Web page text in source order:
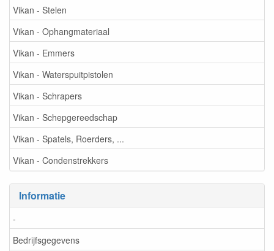
Vikan - Stelen
Vikan - Ophangmateriaal
Vikan - Emmers
Vikan - Waterspuitpistolen
Vikan - Schrapers
Vikan - Schepgereedschap
Vikan - Spatels, Roerders, ...
Vikan - Condenstrekkers
Informatie
-
Bedrijfsgegevens